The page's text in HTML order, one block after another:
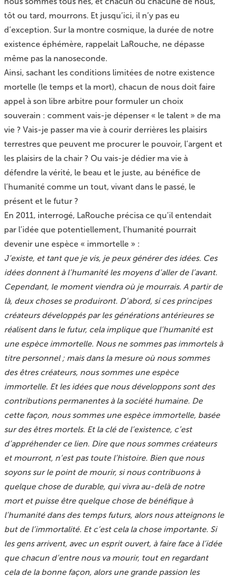
tôt ou tard, mourrons. Et jusqu’ici, il n’y pas eu
d’exception. Sur la montre cosmique, la durée de notre
existence éphémère, rappelait LaRouche, ne dépasse
même pas la nanoseconde.
Ainsi, sachant les conditions limitées de notre existence
mortelle (le temps et la mort), chacun de nous doit faire
appel à son libre arbitre pour formuler un choix
souverain : comment vais-je dépenser « le talent » de ma
vie ? Vais-je passer ma vie à courir derrières les plaisirs
terrestres que peuvent me procurer le pouvoir, l’argent et
les plaisirs de la chair ? Ou vais-je dédier ma vie à
défendre la vérité, le beau et le juste, au bénéfice de
l’humanité comme un tout, vivant dans le passé, le
présent et le futur ?
En 2011, interrogé, LaRouche précisa ce qu’il entendait
par l’idée que potentiellement, l’humanité pourrait
devenir une espèce « immortelle » :
J’existe, et tant que je vis, je peux générer des idées. Ces
idées donnent à l’humanité les moyens d’aller de l’avant.
Cependant, le moment viendra où je mourrais. A partir de
là, deux choses se produiront. D’abord, si ces principes
créateurs développés par les générations antérieures se
réalisent dans le futur, cela implique que l’humanité est
une espèce immortelle. Nous ne sommes pas immortels à
titre personnel ; mais dans la mesure où nous sommes
des êtres créateurs, nous sommes une espèce
immortelle. Et les idées que nous développons sont des
contributions permanentes à la société humaine. De
cette façon, nous sommes une espèce immortelle, basée
sur des êtres mortels. Et la clé de l’existence, c’est
d’appréhender ce lien. Dire que nous sommes créateurs
et mourront, n’est pas toute l’histoire. Bien que nous
soyons sur le point de mourir, si nous contribuons à
quelque chose de durable, qui vivra au-delà de notre
mort et puisse être quelque chose de bénéfique à
l’humanité dans des temps futurs, alors nous atteignons le
but de l’immortalité. Et c’est cela la chose importante. Si
les gens arrivent, avec un esprit ouvert, à faire face à l’idée
que chacun d’entre nous va mourir, tout en regardant
cela de la bonne façon, alors une grande passion les